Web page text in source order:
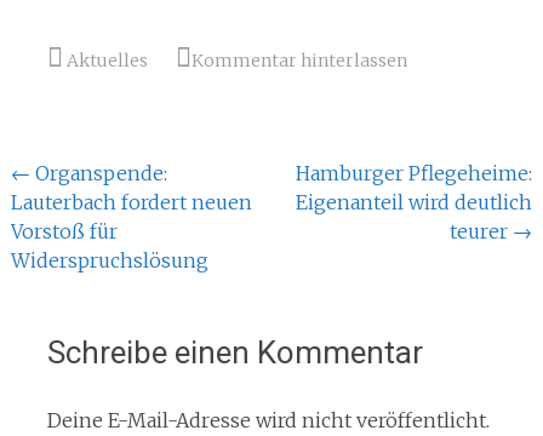
Aktuelles Kommentar hinterlassen
Beitragsnavigation
← Organspende:
Lauterbach fordert neuen
Vorstoß für
Widerspruchslösung
Hamburger Pflegeheime:
Eigenanteil wird deutlich
teurer →
Schreibe einen Kommentar
Deine E-Mail-Adresse wird nicht veröffentlicht.